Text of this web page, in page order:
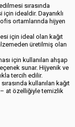
sırasında
idealdir. Dayanıklı
ortamlarında hijyen
için ideal olan kağıt
üretilmiş olan
için kullanılan ahşap
sunar. Hijyenik ve
tercih edilir.
kullanılan kağıt
at özelliğiyle temizlik